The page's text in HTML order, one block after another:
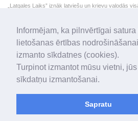
Informējam, ka pilnvērtīgai satura
lietošanas ērtības
izmanto sīkdatnes (cookies).
Turpinot izmantot mūsu vietni,
sīkdatņu izmantošanai.
Sapratu
„Latgales Laiks” iznāk latviešu un krievu valodās
„Latgales Laiks” latviešu valodā aptver Daugavpils
2026. gada 9. augusts
Svētdiena
Genovefa, Genoveva, Madara